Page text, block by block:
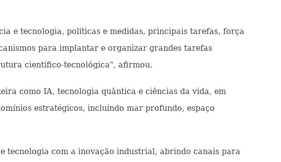
e tecnologia, políticas e medidas, principais tarefas, força
para implantar e organizar grandes tarefas
científico-tecnológica", afirmou.
como IA, tecnologia quântica e ciências da vida, em
estratégicos, incluindo mar profundo, espaço
tecnologia com a inovação industrial, abrindo canais para